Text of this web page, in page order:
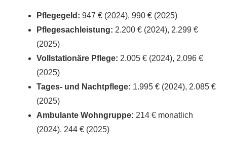
Pflegegeld: 947 € (2024), 990 € (2025)
Pflegesachleistung: 2.200 € (2024), 2.299 €
(2025)
Vollstationäre Pflege: 2.005 € (2024), 2.096 €
(2025)
Tages- und Nachtpflege: 1.995 € (2024), 2.085 €
(2025)
Ambulante Wohngruppe: 214 € monatlich
(2024), 244 € (2025)